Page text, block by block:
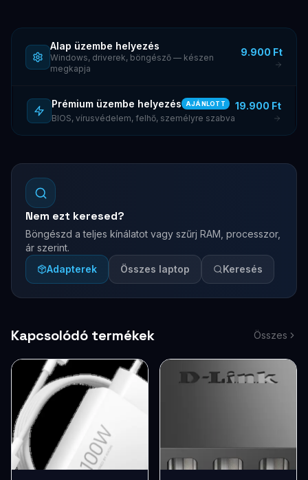
Alap üzembe helyezés
Windows, driverek, böngésző — készen
megkapja
9.900 Ft
Prémium üzembe helyezés AJÁNLOTT
BIOS, vírusvédelem, felhő, személyre szabva
19.900 Ft
Nem ezt keresed?
Böngészd a teljes kínálatot vagy szűrj RAM, processzor,
ár szerint.
Adapterek
Összes laptop Keresés
Kapcsolódó termékek Összes